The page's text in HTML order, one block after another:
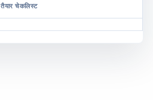
तैयार चेकलिस्ट